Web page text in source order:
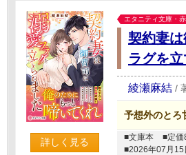
詳しく見る
エタニティ文庫・赤
契約妻
ラグを
綾瀬麻結 /
予想外のとろ
■文庫本
■定価
■2026年07月15